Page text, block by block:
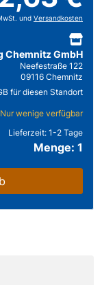
und Versandkosten
Chemnitz GmbH
Neefestraße 122
09116 Chemnitz
für diesen Standort
Nur wenige verfügbar
Lieferzeit: 1-2 Tage
Menge: 1